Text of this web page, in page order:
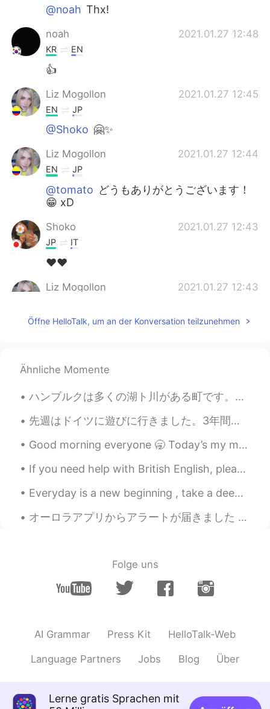
@noah Thx!
noah 2021.01.27 12:48
KR EN
👍
Liz Mogollon 2021.01.27 12:45
EN JP
@Shoko 🤗✨
Liz Mogollon 2021.01.27 12:44
EN JP
@tomato どうもありがとうございます！
😁 xD
Shoko 2021.01.27 12:43
JP IT
❤️❤️
Liz Mogollon 2021.01.27 12:43
@iyqThat's so nice from you yo say!
iyq
truly amazing!!! Mr. Togashi will be proud
JP EN
くっそ上手い😆 かっこいい
Öffne HelloTalk, um an der Konversation teilzunehmen
Ähnliche Momente
ハンブルクは多くの湖ト川がある町です。カヌーに座って町を探索するのは楽しいことだと思います。ハンブルクでカヌーを借りる場所がたくさんあるのは、良かったです。天気が良い日に、川で過ごす人が多いです。😊😊
先週はドイツに遊びに行きました。3年間ぶりに外国へ行きました。 ベーリンに一泊しか滞在しなくても、ほぼ全ての観光地に行けました。その日は二万歩以上歩きました！そう言ってもあまり疲れなかったです...
Good morning everyone 🥱 Today’s my moms birthday! 🥳🎂 We’re going to my brothers house in Minneap...
If you need help with British English, please add me as a friend and ask me any questions here, o...
Everyday is a new beginning , take a deep breath , smile and start again ! 😊 Positive mind 🧡 Pos...
オーロラアプリからアラートが届きました 🌌 今夜ニューカッスルのオーロラを見るチャンスは10％です 👀 これは冬の最初の警告です。オーロラの季節が始まりました 😍 これは、過去数年間のニューカッ...
Folge uns
AI Grammar Press Kit HelloTalk-Web
Language Partners Jobs Blog Über
Lerne gratis Sprachen mit